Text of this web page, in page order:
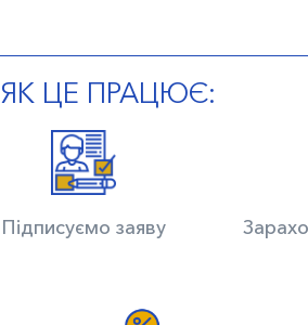
ЯК ЦЕ ПРАЦЮЄ:
Підписуємо заяву